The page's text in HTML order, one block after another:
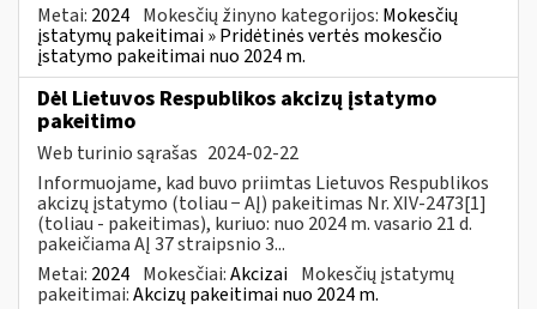
Metai: 2024 Mokesčių žinyno kategorijos: Mokesčių
įstatymų pakeitimai » Pridėtinės vertės mokesčio
įstatymo pakeitimai nuo 2024 m.
Dėl Lietuvos Respublikos akcizų įstatymo
pakeitimo
Web turinio sąrašas 2024-02-22
Informuojame, kad buvo priimtas Lietuvos Respublikos
akcizų įstatymo (toliau − AĮ) pakeitimas Nr. XIV-2473[1]
(toliau - pakeitimas), kuriuo: nuo 2024 m. vasario 21 d.
pakeičiama AĮ 37 straipsnio 3...
Metai: 2024 Mokesčiai:Akcizai Mokesčių įstatymų
pakeitimai:Akcizų pakeitimai nuo 2024 m.